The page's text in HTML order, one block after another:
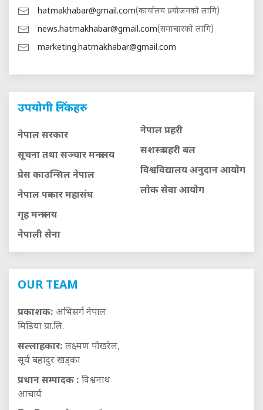
hatmakhabar@gmail.com(कार्यालय प्रयोजनको लागि)
news.hatmakhabar@gmail.com(समाचारको लागि)
marketing.hatmakhabar@gmail.com
उपयोगी लिंकहरु
नेपाल सरकार
सूचना तथा सञ्चार मन्त्रालय
प्रेस काउन्सिल नेपाल
नेपाल पत्रकार महासंघ
गृह मन्त्रालय
नेपाली सेना
नेपाल प्रहरी
सशस्त्र प्रहरी बल
विश्वविद्यालय अनुदान आयाेग
लाेक सेवा आयाेग
OUR TEAM
प्रकाशक: अभिसर्ग नेपाल
मिडिया प्रा.लि.
सल्लाहकार: लक्ष्मण पोखरेल,
सूर्य बहादुर खड्का
प्रधान सम्पादक : विश्वनाथ
आचार्य